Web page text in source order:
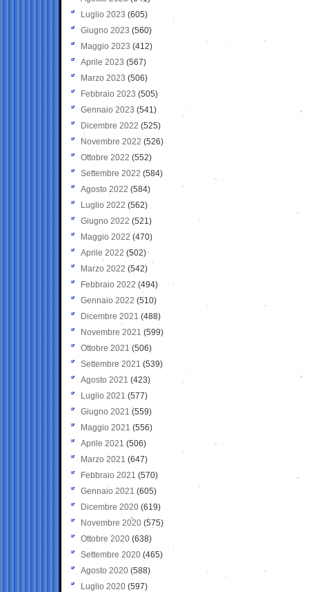
Luglio 2023 (605)
Giugno 2023 (560)
Maggio 2023 (412)
Aprile 2023 (567)
Marzo 2023 (506)
Febbraio 2023 (505)
Gennaio 2023 (541)
Dicembre 2022 (525)
Novembre 2022 (526)
Ottobre 2022 (552)
Settembre 2022 (584)
Agosto 2022 (584)
Luglio 2022 (562)
Giugno 2022 (521)
Maggio 2022 (470)
Aprile 2022 (502)
Marzo 2022 (542)
Febbraio 2022 (494)
Gennaio 2022 (510)
Dicembre 2021 (488)
Novembre 2021 (599)
Ottobre 2021 (506)
Settembre 2021 (539)
Agosto 2021 (423)
Luglio 2021 (577)
Giugno 2021(559)
Maggio 2021 (556)
Aprile 2021 (506)
Marzo 2021 (647)
Febbraio 2021 (570)
Gennaio 2021 (605)
Dicembre 2020 (619)
Novembre 2020 (575)
Ottobre 2020 (638)
Settembre 2020(465)
Agosto 2020 (588)
Luglio 2020 (597)